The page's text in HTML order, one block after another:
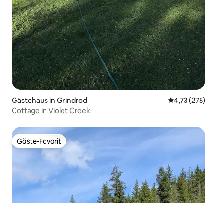
Gästehaus in Grindrod
4,73 (275)
Cottage in Violet Creek
Gäste-Favorit
Gäste-Favorit